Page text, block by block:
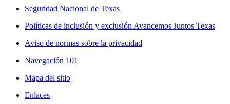
Seguridad Nacional de Texas
Políticas de inclusión y exclusión Avancemos Juntos Texas
Aviso de normas sobre la privacidad
Navegación 101
Mapa del sitio
Enlaces